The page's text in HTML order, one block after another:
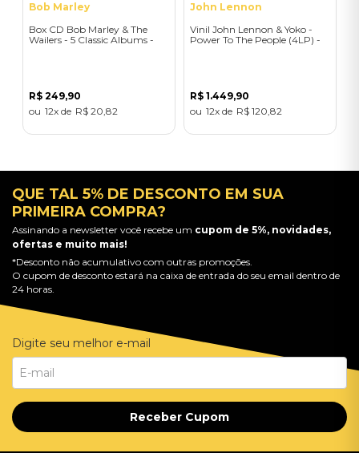
Bob Marley
Box CD Bob Marley & The
Wailers - 5 Classic Albums -
R$ 249,90
12
R$ 20 82
John Lennon
Vinil John Lennon & Yoko -
Power To The People (4LP) -
R$ 1.449,90
12
R$ 120 82
QUE TAL 5% DE DESCONTO EM SUA
PRIMEIRA COMPRA?
Assinando a newsletter você recebe um cupom de 5%, novidades,
ofertas e muito mais!
*Desconto não acumulativo com outras promoções.
O cupom de desconto estará na caixa de entrada do seu email dentro de
24 horas.
Digite seu melhor e-mail
Receber Cupom